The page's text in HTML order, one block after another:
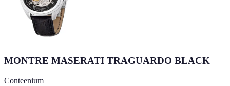
MONTRE MASERATI TRAGUARDO BLACK
Conteenium